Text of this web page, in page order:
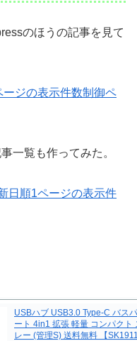
のほうの記事を見て
ジの表示件数制御ペ
一覧も作ってみた。
日順1ページの表示件
USBハブ USB3.0 Type-C バス
ート 4in1 拡張 軽量 コンパクト
レー (管理S) 送料無料 【